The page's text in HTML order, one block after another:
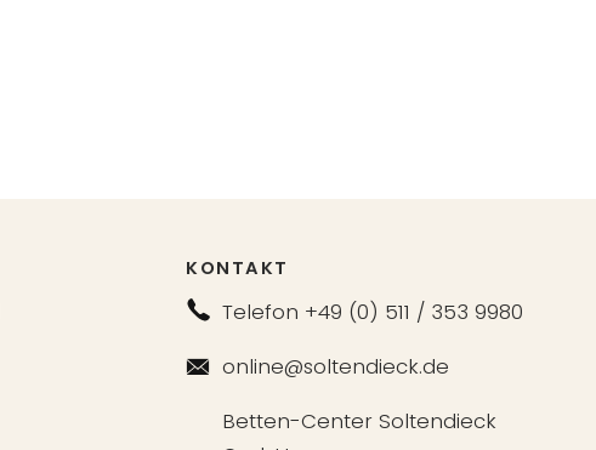
KONTAKT
Telefon +49 (0) 511 / 353 9980
online@soltendieck.de
Betten-Center Soltendieck